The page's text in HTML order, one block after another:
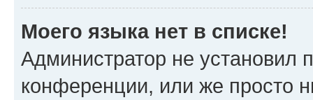
Моего языка нет в списке!
Администратор не установил
конференции, или же просто